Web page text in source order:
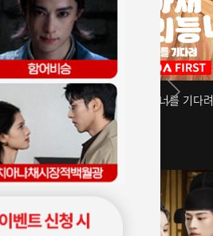
아재저리등니 : 너를 기다려